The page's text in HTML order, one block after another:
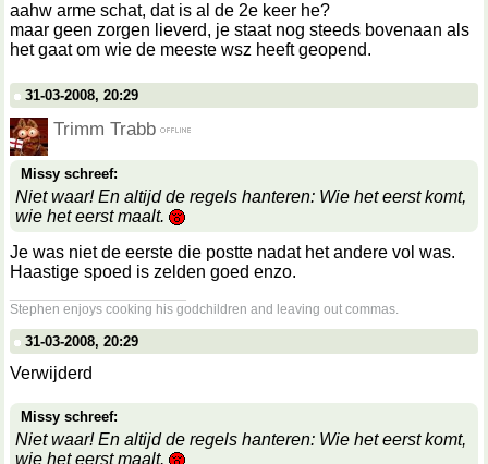
aahw arme schat, dat is al de 2e keer he?
maar geen zorgen lieverd, je staat nog steeds bovenaan als
het gaat om wie de meeste wsz heeft geopend.
31-03-2008, 20:29
Trimm Trabb
Missy schreef:
Niet waar! En altijd de regels hanteren: Wie het eerst komt,
wie het eerst maalt.
Je was niet de eerste die postte nadat het andere vol was.
Haastige spoed is zelden goed enzo.
Stephen enjoys cooking his godchildren and leaving out commas.
31-03-2008, 20:29
Verwijderd
Missy schreef:
Niet waar! En altijd de regels hanteren: Wie het eerst komt,
wie het eerst maalt.